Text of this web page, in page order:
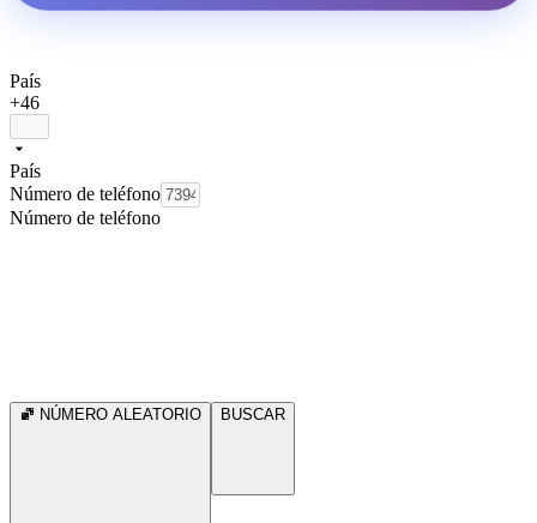
País
+46
País
Número de teléfono
Número de teléfono
NÚMERO ALEATORIO BUSCAR